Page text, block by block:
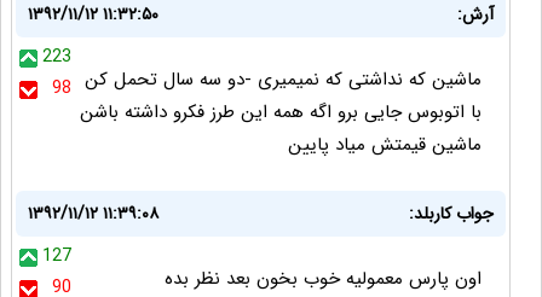
آرش:
۱۳۹۲/۱۱/۱۲ ۱۱:۳۲:۵۰
223
98 ماشین که نداشتی که نمیمیری -دو سه سال تحمل کن
با اتوبوس جایی برو اگه همه این طرز فکرو داشته باشن
ماشین قیمتش میاد پایین
جواب كاربلد:
۱۳۹۲/۱۱/۱۲ ۱۱:۳۹:۰۸
127
90
اون پارس معموليه خوب بخون بعد نظر بده